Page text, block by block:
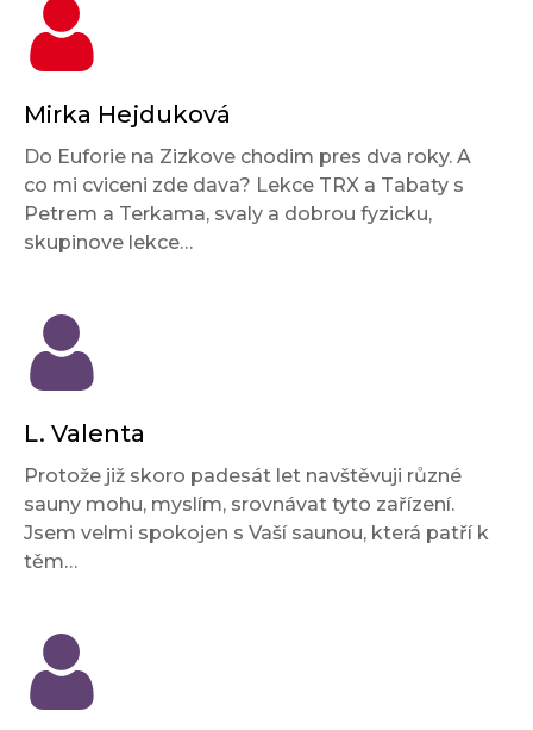
Mirka Hejduková
Do Euforie na Zizkove chodim pres dva roky. A
co mi cviceni zde dava? Lekce TRX a Tabaty s
Petrem a Terkama, svaly a dobrou fyzicku,
skupinove lekce…
L. Valenta
Protože již skoro padesát let navštěvuji různé
sauny mohu, myslím, srovnávat tyto zařízení.
Jsem velmi spokojen s Vaší saunou, která patří k
těm…